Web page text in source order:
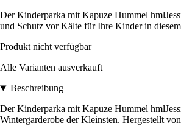
Der Kinderparka mit Kapuze Hummel
und Schutz vor Kälte für Ihre Kinder in
Produkt nicht verfügbar
Alle Varianten ausverkauft
Beschreibung
Der Kinderparka mit Kapuze Hummel
Wintergarderobe der Kleinsten. Hergestellt